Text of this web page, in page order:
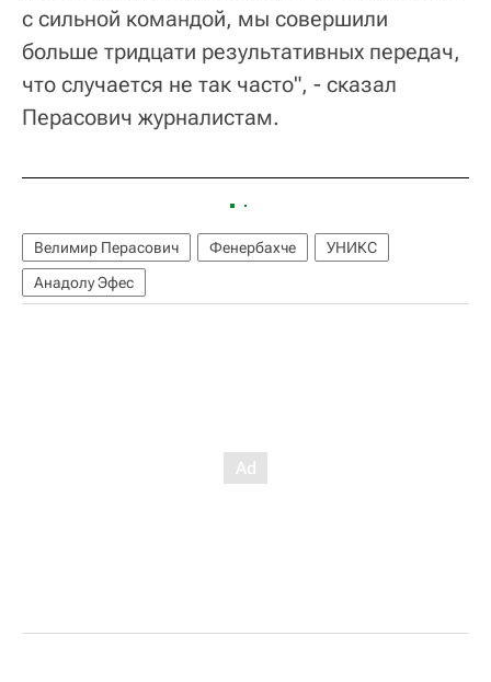
с сильной командой, мы совершили
больше тридцати результативных передач,
что случается не так часто", - сказал
Перасович журналистам.
Велимир Перасович Фенербахче
УНИКС
Анадолу Эфес